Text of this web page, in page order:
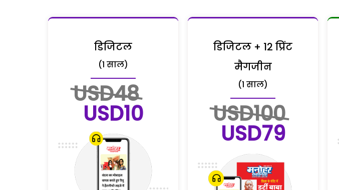
डिजिटल
(1 साल)
USD48
USD10
डिजिटल + 12 प्रिंट
मैगजीन
(1 साल)
USD100
USD79